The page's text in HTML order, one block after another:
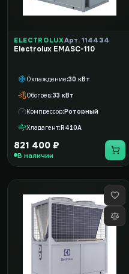
ELECTROLUXАрт. 114434
Electrolux EMASC-110
Охлаждение 30 кВт
Обогрев 33 кВт
Компрессор Роторный
Хладагент R410A
821 400 ₽
В наличии